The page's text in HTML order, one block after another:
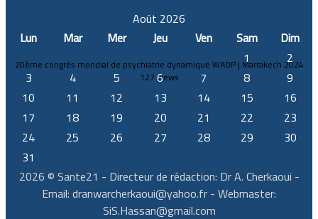
20ème congrès mondial de psychiatrie dynamique WADP | Marrakech 2024
127 views
Août 2026
Lun
Mar Mer Jeu Ven Sam
Dim
1
2
3
4 5 6 7 8
9
10
11 12 13 14 15
16
17
18 19 20 21 22
23
24
25 26 27 28 29
30
31
2026 © Sante21 - Directeur de rédaction: Dr A. Cherkaoui -
Email: dranwarcherkaoui@yahoo.fr - Webmaster:
SiS.Hassan@gmail.com